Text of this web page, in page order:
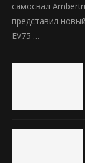
самосвал
представил
EV75 …